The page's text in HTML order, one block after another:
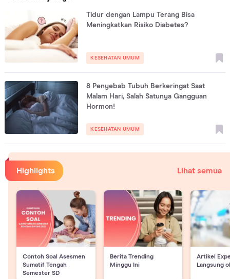
Tidur dengan Lampu Terang Bisa
Meningkatkan Risiko Diabetes?
KESEHATAN UMUM
8 Penyebab Tubuh Berkeringat Saat
Malam Hari, Salah Satunya Gangguan
Hormon!
KESEHATAN UMUM
Highlights Lihat semua
Contoh Soal Asesmen
Sumatif Tengah
Semester SD
Berita Trending
Minggu Ini
Artikel
Langsung